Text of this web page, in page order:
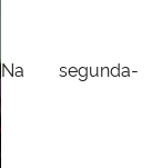
Na segunda-